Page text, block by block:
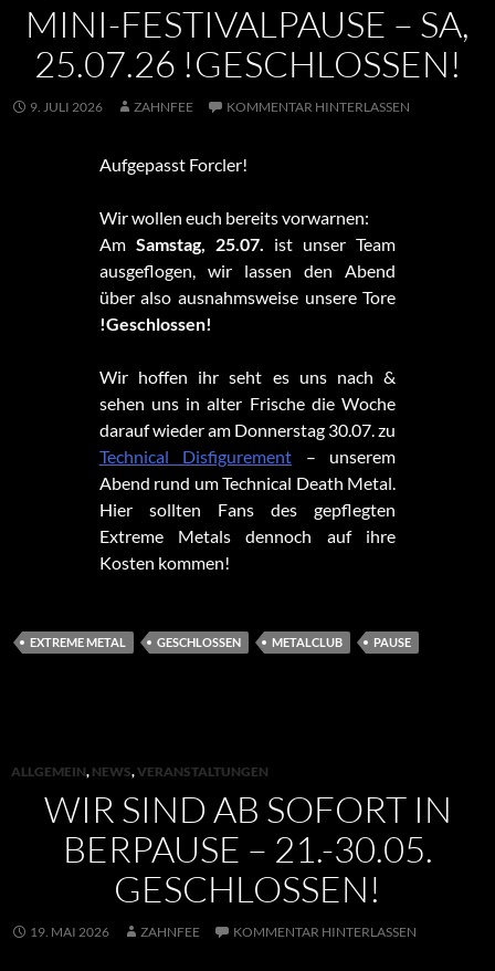
MINI-FESTIVALPAUSE – SA,
25.07.26 !GESCHLOSSEN!
9. JULI 2026 ZAHNFEE KOMMENTAR HINTERLASSEN
Aufgepasst Forcler!
Wir wollen euch bereits vorwarnen:
Am Samstag, 25.07. ist unser Team
ausgeflogen, wir lassen den Abend
über also ausnahmsweise unsere Tore
!Geschlossen!
Wir hoffen ihr seht es uns nach &
sehen uns in alter Frische die Woche
darauf wieder am Donnerstag 30.07. zu
Technical Disfigurement – unserem
Abend rund um Technical Death Metal.
Hier sollten Fans des gepflegten
Extreme Metals dennoch auf ihre
Kosten kommen!
EXTREME METAL GESCHLOSSEN METALCLUB PAUSE
ALLGEMEIN, NEWS,VERANSTALTUNGEN
WIR SIND AB SOFORT IN
BERPAUSE – 21.-30.05.
GESCHLOSSEN!
19. MAI 2026 ZAHNFEE KOMMENTAR HINTERLASSEN